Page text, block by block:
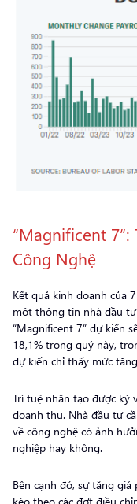
“Magnificent 7”:
Công Nghệ
Kết quả kinh doanh của
một thông tin nhà đầu
“Magnificent 7” dự kiến
18,1% trong quý này,
dự kiến chỉ thấy mức
Trí tuệ nhân tạo được kỳ
doanh thu. Nhà đầu tư
về công nghệ có ảnh
nghiệp hay không.
Bên cạnh đó, sự tăng
kéo theo các đợt điều